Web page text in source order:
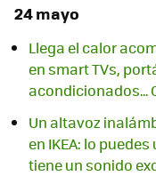
24 mayo
Llega el calor
en smart TVs,
acondicionados...
Un altavoz
en IKEA: lo
tiene un sonido